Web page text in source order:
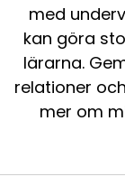
med
kan göra
lärarna.
relationer
mer om